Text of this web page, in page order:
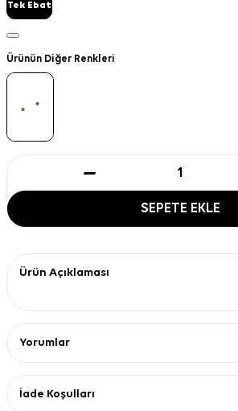
Tek Ebat
Ürünün Diğer Renkleri
SEPETE EKLE
Ürün Açıklaması
Yorumlar
İade Koşulları